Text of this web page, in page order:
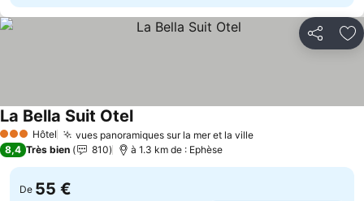
Partager
3 ÉtoilesHôtel vues panoramiques sur la mer et la ville
La Bella Suit Otel
8,4 Très bien 810 à 1.3 km de : Ephèse
De 55 €